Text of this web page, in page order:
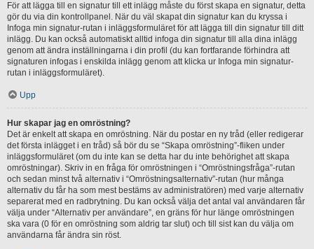
För att lägga till en signatur till ett inlägg måste du först skapa en signatur, detta
gör du via din kontrollpanel. När du väl skapat din signatur kan du kryssa i
Infoga min signatur-rutan i inläggsformuläret för att lägga till din signatur till ditt
inlägg. Du kan också automatiskt alltid infoga din signatur till alla dina inlägg
genom att ändra inställningarna i din profil (du kan fortfarande förhindra att
signaturen infogas i enskilda inlägg genom att klicka ur Infoga min signatur-
rutan i inläggsformuläret).
Upp
Hur skapar jag en omröstning?
Det är enkelt att skapa en omröstning. När du postar en ny tråd (eller redigerar
det första inlägget i en tråd) så bör du se “Skapa omröstning”-fliken under
inläggsformuläret (om du inte kan se detta har du inte behörighet att skapa
omröstningar). Skriv in en fråga för omröstningen i “Omröstningsfråga”-rutan
och sedan minst två alternativ i “Omröstningsalternativ”-rutan (hur många
alternativ du får ha som mest bestäms av administratören) med varje alternativ
separerat med en radbrytning. Du kan också välja det antal val användaren får
välja under “Alternativ per användare”, en gräns för hur länge omröstningen
ska vara (0 för en omröstning som aldrig tar slut) och till sist kan du välja om
användarna får ändra sin röst.